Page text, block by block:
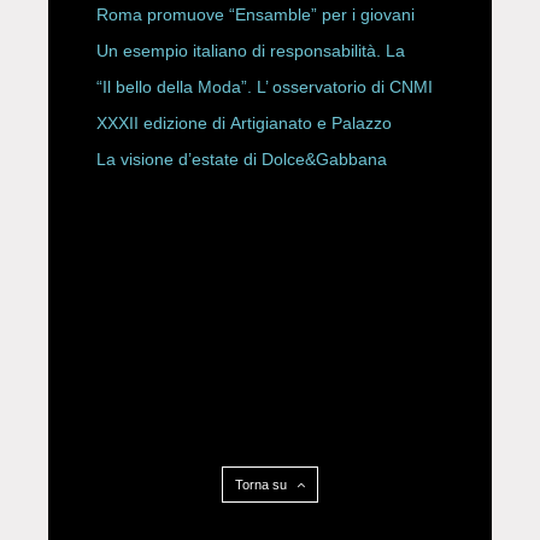
Storici
Roma promuove “Ensamble” per i giovani
Un esempio italiano di responsabilità. La
Rete Slow Fiber
“Il bello della Moda”. L’ osservatorio di CNMI
XXXII edizione di Artigianato e Palazzo
La visione d’estate di Dolce&Gabbana
Torna su